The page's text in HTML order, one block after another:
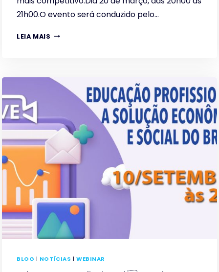
21h00.O evento será conduzido pelo…
LEIA MAIS AS
DE
TRABALHO
EDUCAÇÃO
PROFISSIONAL
COMO
PORTA
BLOG | NOTÍCIAS |WEBINAR